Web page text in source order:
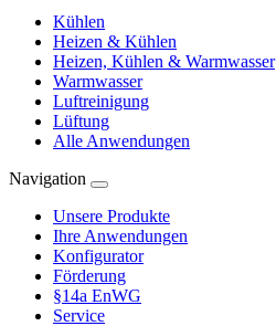
Kühlen
Heizen & Kühlen
Heizen, Kühlen & Warmwasser
Warmwasser
Luftreinigung
Lüftung
Alle Anwendungen
Navigation
Unsere Produkte
Ihre Anwendungen
Konfigurator
Förderung
§14a EnWG
Service